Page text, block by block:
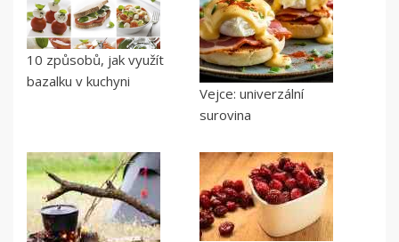
10 způsobů, jak využít
bazalku v kuchyni
Vejce: univerzální
surovina